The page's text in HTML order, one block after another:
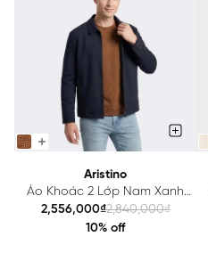
Aristino
Áo Khoác 2 Lớp Nam Xanh
Tím Than Aristino Regular Fit
AJK007EDP01
2,556,000₫2,840,000₫
10% off